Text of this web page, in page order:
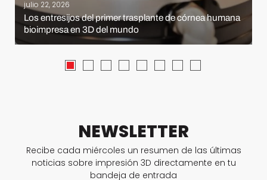
julio 22, 2026
Los entresijos del primer trasplante de córnea humana
bioimpresa en 3D del mundo
NEWSLETTER
Recibe cada miércoles un resumen de las últimas
noticias sobre impresión 3D directamente en tu
bandeja de entrada